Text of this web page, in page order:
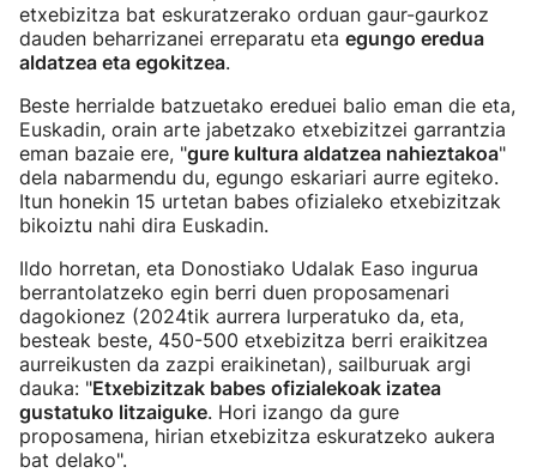
etxebizitza bat eskuratzerako orduan gaur-gaurkoz
dauden beharrizanei erreparatu eta egungo eredua
aldatzea eta egokitzea.
Beste herrialde batzuetako ereduei balio eman die eta,
Euskadin, orain arte jabetzako etxebizitzei garrantzia
eman bazaie ere, "gure kultura aldatzea nahieztakoa"
dela nabarmendu du, egungo eskariari aurre egiteko.
Itun honekin 15 urtetan babes ofizialeko etxebizitzak
bikoiztu nahi dira Euskadin.
Ildo horretan, eta Donostiako Udalak Easo ingurua
berrantolatzeko egin berri duen proposamenari
dagokionez (2024tik aurrera lurperatuko da, eta,
besteak beste, 450-500 etxebizitza berri eraikitzea
aurreikusten da zazpi eraikinetan), sailburuak argi
dauka: "Etxebizitzak babes ofizialekoak izatea
gustatuko litzaiguke. Hori izango da gure
proposamena, hirian etxebizitza eskuratzeko aukera
bat delako".